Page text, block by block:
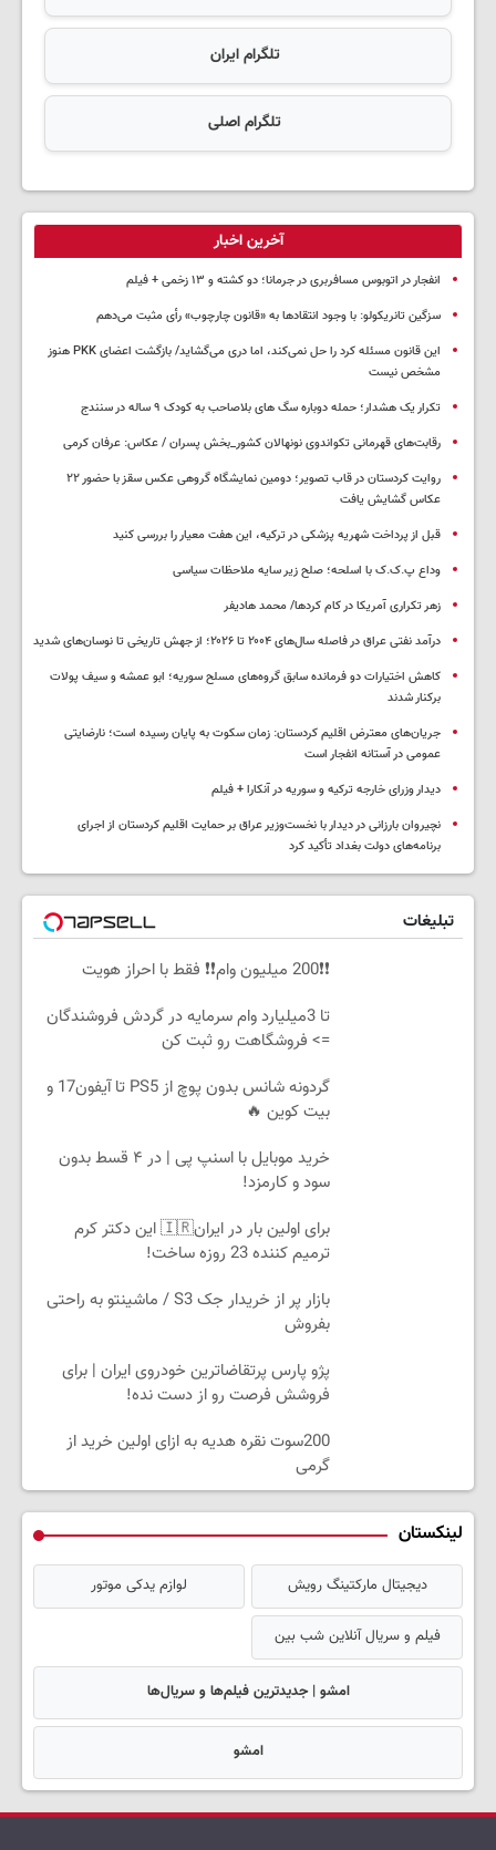
تلگرام ایران
تلگرام اصلی
آخرین اخبار
انفجار در اتوبوس مسافربری در جرمانا؛ دو کشته و ۱۳ زخمی + فیلم
سزگین تانریکولو: با وجود انتقادها به «قانون چارچوب» رأی مثبت می‌دهم
این قانون مسئله کرد را حل نمی‌کند، اما دری می‌گشاید/ بازگشت اعضای PKK هنوز
مشخص نیست
تکرار یک هشدار؛ حمله دوباره سگ های بلاصاحب به کودک ۹ ساله در سنندج
رقابت‌های قهرمانی تکواندوی نونهالان کشور_بخش پسران / عکاس: عرفان کرمی
روایت کردستان در قاب تصویر؛ دومین نمایشگاه گروهی عکس سقز با حضور ۲۲
عکاس گشایش یافت
قبل از پرداخت شهریه پزشکی در ترکیه، این هفت معیار را بررسی کنید
وداع پ.ک.ک با اسلحه؛ صلح زیر سایه ملاحظات سیاسی
زهر تکراری آمریکا در کام کردها/ محمد هادیفر
درآمد نفتی عراق در فاصله سال‌های ۲۰۰۴ تا ۲۰۲۶؛ از جهش تاریخی تا نوسان‌های شدید
کاهش اختیارات دو فرمانده سابق گروه‌های مسلح سوریه؛ ابو عمشه و سیف پولات
برکنار شدند
جریان‌های معترض اقلیم کردستان: زمان سکوت به پایان رسیده است؛ نارضایتی
عمومی در آستانه انفجار است
دیدار وزرای خارجه ترکیه و سوریه در آنکارا + فیلم
نچیروان بارزانی در دیدار با نخست‌وزیر عراق بر حمایت اقلیم کردستان از اجرای
برنامه‌های دولت بغداد تأکید کرد
تبلیغات
❗❗200 میلیون وام❗❗ فقط با احراز هویت
تا 3میلیارد وام سرمایه در گردش فروشندگان
=> فروشگاهت رو ثبت کن
گردونه شانس بدون پوچ از PS5 تا آیفون17 و
بیت کوین 🔥
خرید موبایل با اسنپ پی | در ۴ قسط بدون
سود و کارمزد!
برای اولین بار در ایران🇮🇷 این دکتر کرم
ترمیم کننده 23 روزه ساخت!
بازار پر از خریدار جک S3 / ماشینتو به راحتی
بفروش
پژو پارس پرتقاضاترین خودروی ایران | برای
فروشش فرصت رو از دست نده!
200سوت نقره هدیه به ازای اولین خرید از
گرمی
لینکستان
دیجیتال مارکتینگ رویش لوازم یدکی موتور
فیلم و سریال آنلاین شب بین
امشو | جدیدترین فیلم‌ها و سریال‌ها
امشو